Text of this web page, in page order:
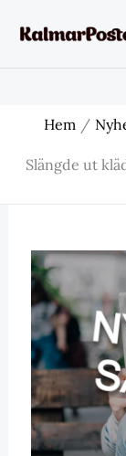
Hem
Slängde ut